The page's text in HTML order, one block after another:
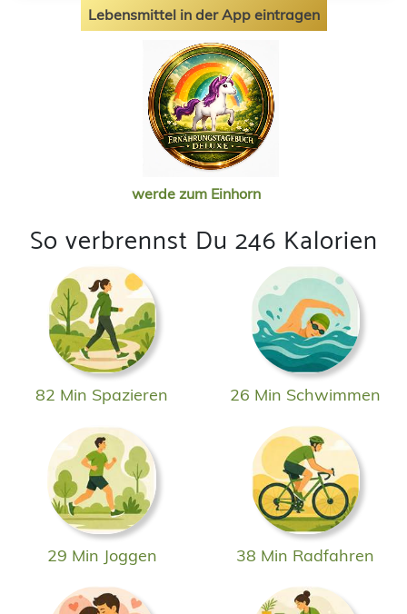
Lebensmittel in der App eintragen
werde zum Einhorn
So verbrennst Du 246 Kalorien
82 Min Spazieren 26 Min Schwimmen
29 Min Joggen 38 Min Radfahren